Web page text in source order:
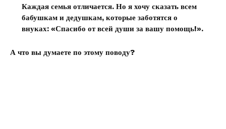
Каждая семья отличается. Но я хочу сказать всем
бабушкам и дедушкам, которые заботятся о
внуках: «Спасибо от всей души за вашу помощь!».
А что вы думаете по этому поводу?